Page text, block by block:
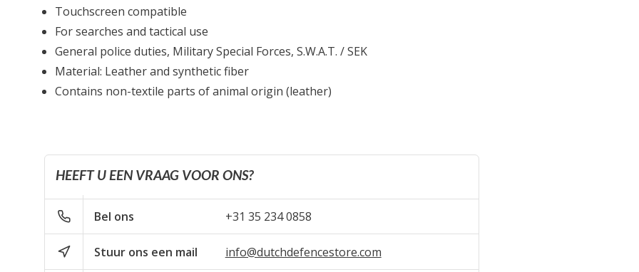
Touchscreen compatible
For searches and tactical use
General police duties, Military Special Forces, S.W.A.T. / SEK
Material: Leather and synthetic fiber
Contains non-textile parts of animal origin (leather)
HEEFT U EEN VRAAG VOOR ONS?
Bel ons +31 35 234 0858
Stuur ons een mail info@dutchdefencestore.com